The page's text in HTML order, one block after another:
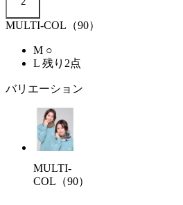
MULTI-COL（90）
M ○
L 残り2点
バリエーション
MULTI-
COL（90）